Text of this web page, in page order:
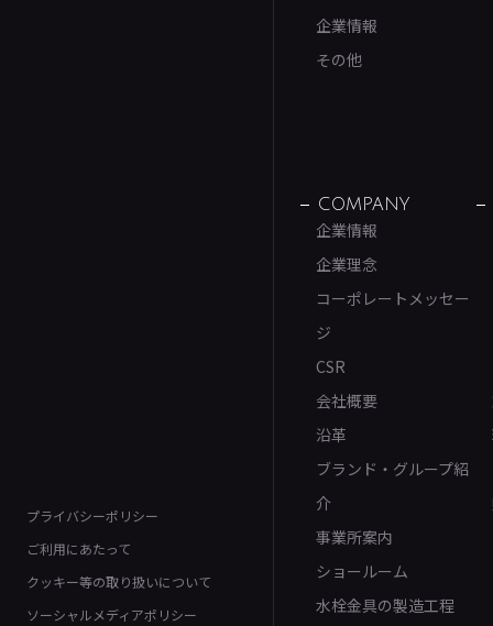
プライバシーポリシー
ご利用にあたって
クッキー等の取り扱いについて
ソーシャルメディアポリシー
企業情報
その他
COMPANY
企業情報
企業理念
コーポレートメッセー
ジ
CSR
会社概要
沿革
ブランド・グループ紹
介
事業所案内
ショールーム
水栓金具の製造工程